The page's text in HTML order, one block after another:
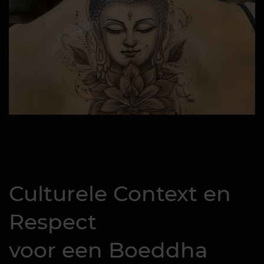
Culturele Context en
Respect
voor een Boeddha